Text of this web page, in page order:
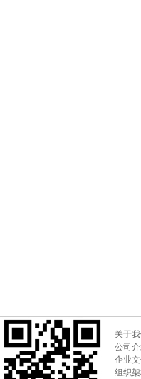
关于
公司
企业
组织